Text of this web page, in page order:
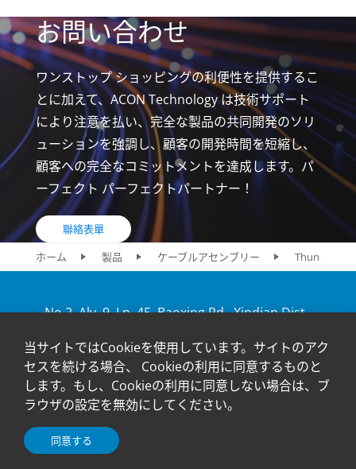
お問い合わせ
ワンストップ ショッピングの利便性を提供するこ
とに加えて、ACON Technology は技術サポート
により注意を払い、完全な製品の共同開発のソリ
ューションを強調し、顧客の開発時間を短縮し、
顧客への完全なコミットメントを達成します。パ
ーフェクト パーフェクトパートナー！
聯絡表單
ホーム
製品 ケーブルアセンブリー Thunderbolt
No.2, Aly. 9, Ln. 45, Baoxing Rd., Xindian Dist.,
+886-2-2917-5598
© 2024 Advanced-Connectek Inc. All Rights Reserved.
当サイトではCookieを使用しています。サイトのアク
セスを続ける場合、 Cookieの利用に同意するものと
します。もし、Cookieの利用に同意しない場合は、ブ
ラウザの設定を無効にしてください。
同意する